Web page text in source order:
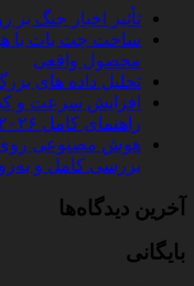
تأثیر اخبار جنگ
محصول واقعی
تحلیل داده‌ های بزرگ در
افزایش سرعت و
راهنمای کامل ۲۰۲۶
هوش مصنوعی روی
بررسی کامل و به‌روز
آخرین دیدگاه‌ها
بایگانی